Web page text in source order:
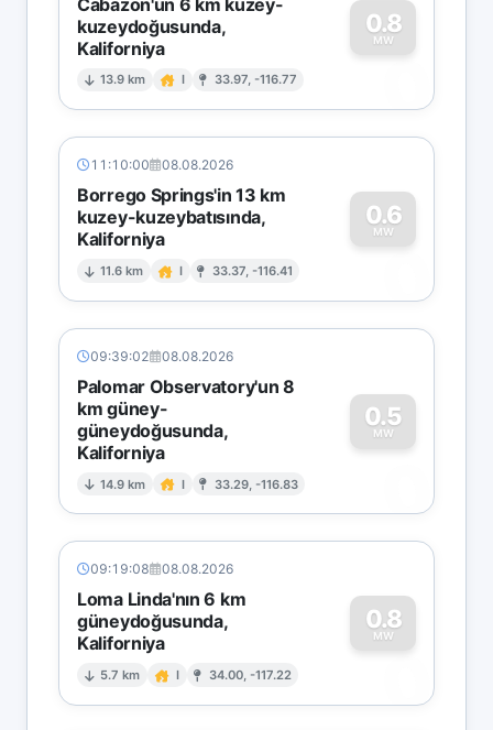
kuzeydoğusunda,
Kaliforniya
13.9 km I 33.97, -116.77
0.8
MW
0
11:10:00 08.08.2026
Borrego Springs'in 13 km
kuzey-kuzeybatısında,
Kaliforniya
11.6 km I 33.37, -116.41
0.6
MW
0
09:39:02 08.08.2026
Palomar Observatory'un 8
km güney-
güneydoğusunda,
Kaliforniya
14.9 km I 33.29, -116.83
0.5
MW
0
09:19:08 08.08.2026
Loma Linda'nın 6 km
güneydoğusunda,
Kaliforniya
5.7 km I 34.00, -117.22
0.8
MW
0